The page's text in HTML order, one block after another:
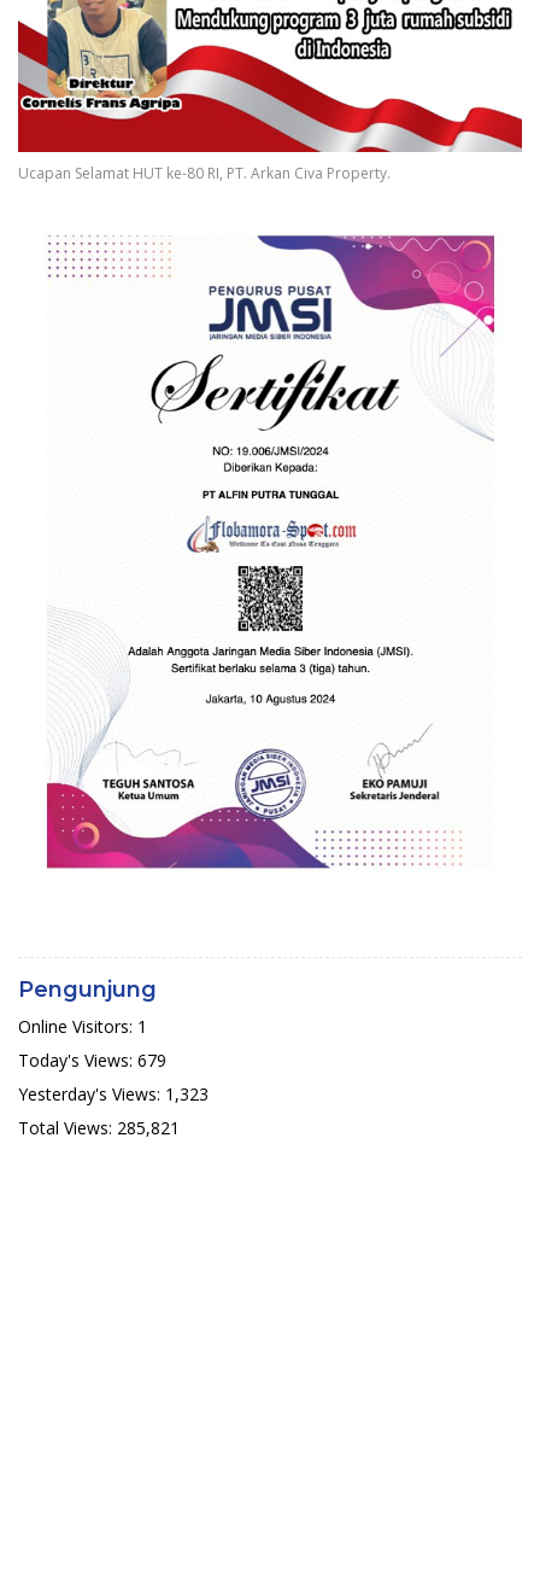
Ucapan Selamat HUT ke-80 RI, PT. Arkan Civa Property.
Pengunjung
Online Visitors: 1
Today's Views: 679
Yesterday's Views: 1,323
Total Views: 285,821